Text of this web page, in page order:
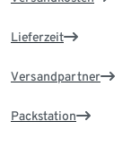
Lieferzeit
Versandpartner
Packstation